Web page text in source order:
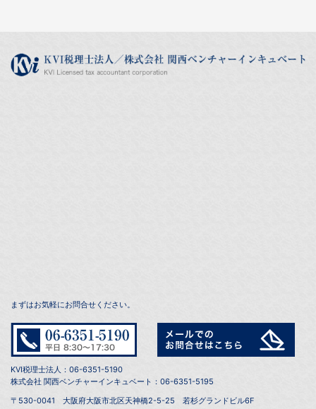
まずはお気軽にお問合せください。
KVI税理士法人：06-6351-5190
株式会社 関西ベンチャーインキュベート：06-6351-5195
〒530-0041 大阪府大阪市北区天神橋2-5-25 若杉グランドビル6F